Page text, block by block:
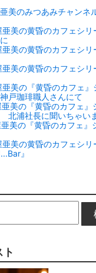
美のみつあみチャンネ
美の黄昏のカフェ
美の黄昏のカフェシ
美の黄昏のカフェシ
美の『黄昏のカフェ』
戸珈琲職人さんにて
美の『黄昏のカフェ
北浦社長に聞いちゃい
美の『黄昏のカフェ
美の黄昏のカフェシ
』
ト